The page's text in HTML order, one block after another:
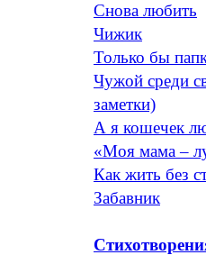
Снова любить
Чижик
Только бы
Чужой среди
заметки)
А я кошечек
«Моя мама –
Как жить без
Забавник